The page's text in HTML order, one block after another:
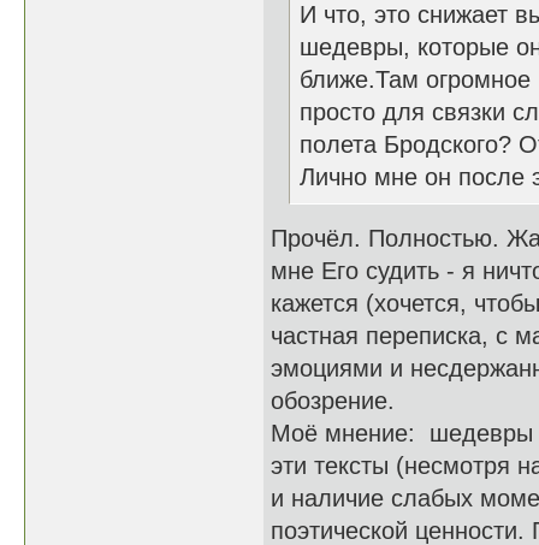
И что, это снижает
шедевры, которые
ближе.Там огромное
просто для связки
полета Бродского?
Лично мне он после
Прочёл. Полностью.
мне Его судить - я
кажется (хочется,
частная переписка, с
эмоциями и
обозрение.
Моё мнение: шедевры
эти тексты (несмотря
и наличие слабых
поэтической